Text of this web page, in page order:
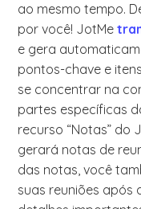
ao mesmo tempo.
por você! JotMe
e gera
pontos-chave e
se concentrar na
partes específicas
recurso “Notas” do
gerará notas de
das notas, você
suas reuniões após